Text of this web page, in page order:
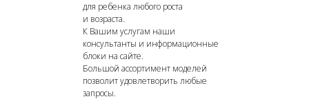
для ребенка любого роста
и возраста.
К Вашим услугам наши
консультанты и информационные
блоки на сайте.
Большой ассортимент моделей
позволит удовлетворить любые
запросы.